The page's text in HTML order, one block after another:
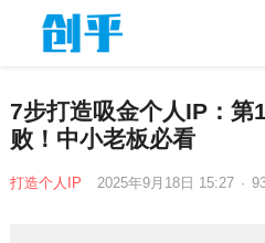
7步打造吸金个人IP：第
败！中小老板必看
打造个人IP 2025年9月18日 15:27 ·